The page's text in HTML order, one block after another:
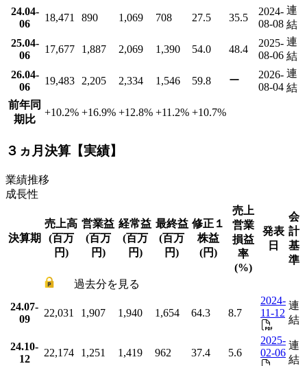
24.04-
06
18,471 890 1,069 708 27.5 35.5
2024-
08-08
連
結
25.04-
06
17,677 1,887 2,069 1,390 54.0 48.4
2025-
08-06
連
結
26.04-
06
19,483 2,205 2,334 1,546 59.8 ー
2026-
08-04
連
結
前年同
期比
+10.2% +16.9% +12.8% +11.2% +10.7%
３ヵ月決算【実績】
業績推移
成長性
決算期
売上高
(百万
円)
営業益
(百万
円)
経常益
(百万
円)
最終益
(百万
円)
修正１
株益
(円)
売上
営業
損益
率
(%)
発表
日
会
計
基
準
過去分を見る
24.07-
09
22,031 1,907 1,940 1,654 64.3 8.7
2024-
11-12
連
結
24.10-
12
22,174 1,251 1,419 962 37.4 5.6
2025-
02-06
連
結